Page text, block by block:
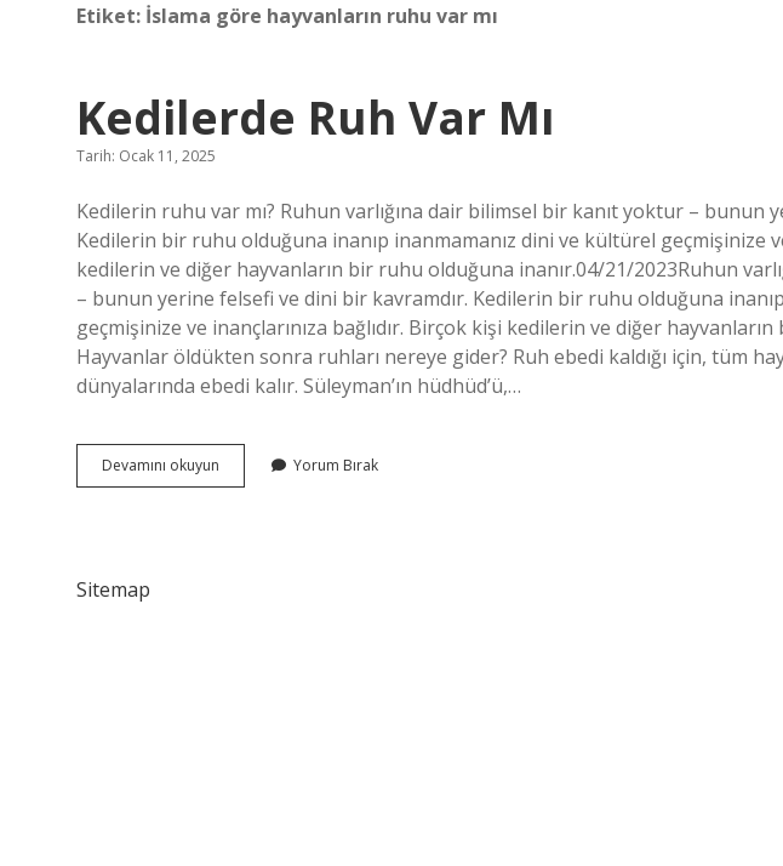
Etiket: İslama göre hayvanların ruhu var mı
Kedilerde Ruh Var Mı
Tarih: Ocak 11, 2025
Kedilerin ruhu var mı? Ruhun varlığına dair bilimsel bir kanıt yoktur – bunun
Kedilerin bir ruhu olduğuna inanıp inanmamanız dini ve kültürel geçmişinize
kedilerin ve diğer hayvanların bir ruhu olduğuna inanır.04/21/2023Ruhun
– bunun yerine felsefi ve dini bir kavramdır. Kedilerin bir ruhu olduğuna
geçmişinize ve inançlarınıza bağlıdır. Birçok kişi kedilerin ve diğer
Hayvanlar öldükten sonra ruhları nereye gider? Ruh ebedi kaldığı için, tüm
dünyalarında ebedi kalır. Süleyman’ın hüdhüd’ü,…
Devamını okuyun Kedilerde
Ruh
Yorum Bırak
Sitemap